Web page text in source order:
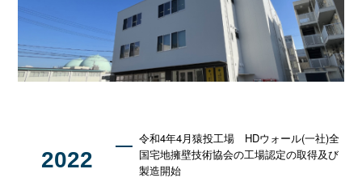
2022
令和4年4月猿投工場 HDウォール(一社)全
国宅地擁壁技術協会の工場認定の取得及び
製造開始